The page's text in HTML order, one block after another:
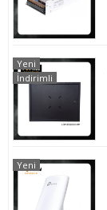
Yeni
İndirimli
Yeni